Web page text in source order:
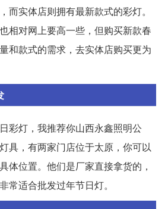
而实体店则拥有最新款式的彩灯。
相对网上要高一些，但购买新款春
和款式的需求，去实体店购买更为
彩灯，我推荐你山西永鑫照明公
具，有两家门店位于太原，你可以
体位置。他们是厂家直接拿货的，
常适合批发过年节日灯。